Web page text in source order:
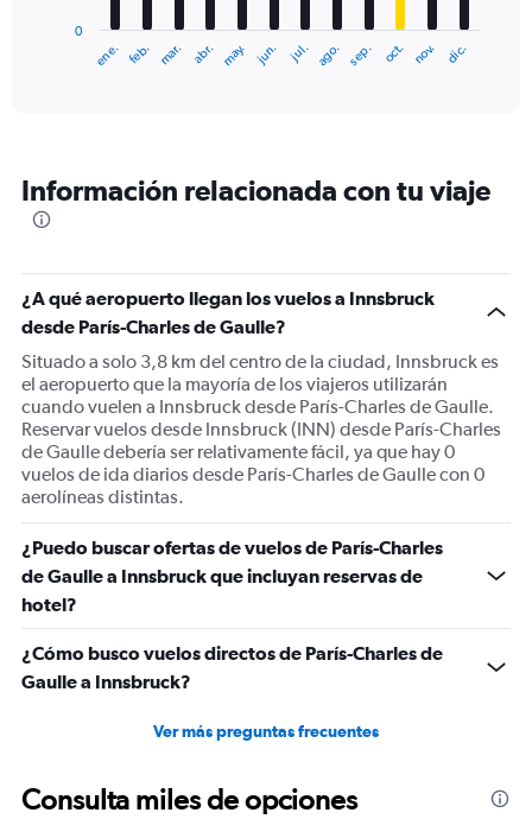
categories.
The
Y
axis
displaying
values.
Range:
0
to
600.
ene. feb. mar. abr. may. jun. jul. ago. sep. oct. nov. dic.
0
Información relacionada con tu viaje
¿A qué aeropuerto llegan los vuelos a Innsbruck
desde París-Charles de Gaulle?
Situado a solo 3,8 km del centro de la ciudad, Innsbruck es
el aeropuerto que la mayoría de los viajeros utilizarán
cuando vuelen a Innsbruck desde París-Charles de Gaulle.
Reservar vuelos desde Innsbruck (INN) desde París-Charles
de Gaulle debería ser relativamente fácil, ya que hay 0
vuelos de ida diarios desde París-Charles de Gaulle con 0
aerolíneas distintas.
¿Puedo buscar ofertas de vuelos de París-Charles
de Gaulle a Innsbruck que incluyan reservas de
hotel?
¿Cómo busco vuelos directos de París-Charles de
Gaulle a Innsbruck?
Ver más preguntas frecuentes
Consulta miles de opciones